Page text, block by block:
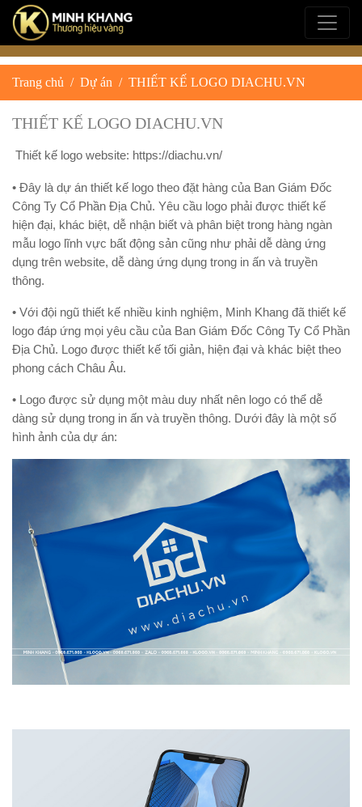
Trang chủ Dự án THIẾT KẾ LOGO DIACHU.VN
THIẾT KẾ LOGO DIACHU.VN
Thiết kế logo website: https://diachu.vn/
• Đây là dự án thiết kế logo theo đặt hàng của Ban Giám Đốc
Công Ty Cổ Phần Địa Chủ. Yêu cầu logo phải được thiết kế
hiện đại, khác biệt, dễ nhận biết và phân biệt trong hàng ngàn
mẫu logo lĩnh vực bất động sản cũng như phải dễ dàng ứng
dụng trên website, dễ dàng ứng dụng trong in ấn và truyền
thông.
• Với đội ngũ thiết kế nhiều kinh nghiệm, Minh Khang đã thiết kế
logo đáp ứng mọi yêu cầu của Ban Giám Đốc Công Ty Cổ Phần
Địa Chủ. Logo được thiết kế tối giản, hiện đại và khác biệt theo
phong cách Châu Âu.
• Logo được sử dụng một màu duy nhất nên logo có thể dễ
dàng sử dụng trong in ấn và truyền thông. Dưới đây là một số
hình ảnh của dự án: